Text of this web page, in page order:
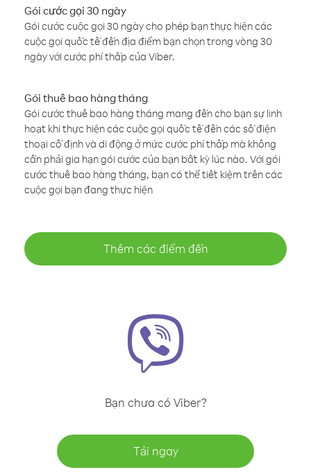
Gói cước gọi 30 ngày
Gói cước cuộc gọi 30 ngày cho phép bạn thực hiện các
cuộc gọi quốc tế đến địa điểm bạn chọn trong vòng 30
ngày với cước phí thấp của Viber.
Gói thuê bao hàng tháng
Gói cước thuê bao hàng tháng mang đến cho bạn sự linh
hoạt khi thực hiện các cuộc gọi quốc tế đến các số điện
thoại cố định và di động ở mức cước phí thấp mà không
cần phải gia hạn gói cước của bạn bất kỳ lúc nào. Với gói
cước thuê bao hàng tháng, bạn có thể tiết kiệm trên các
cuộc gọi bạn đang thực hiện
Thêm các điểm đến
Bạn chưa có Viber?
Tải ngay